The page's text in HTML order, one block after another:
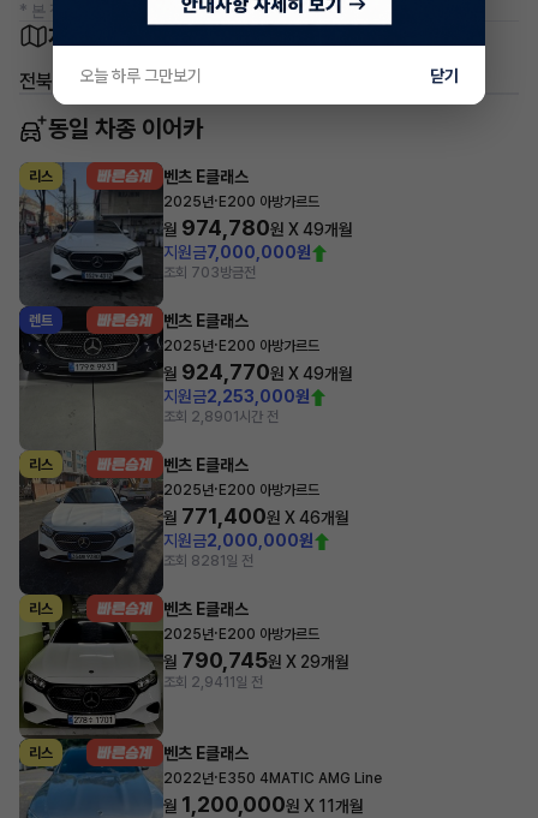
* 본 정보는 지자체마다 다를 수 있으니 실제 정보와 확인해 주세요.
차량 위치
전북 익산시 어양동
동일 차종 이어카
리스 벤츠 E클래스
2025년· E200 아방가르드
월 974,780원 X49개월
지원금7,000,000원
조회 703방금전
렌트 벤츠 E클래스
2025년· E200 아방가르드
월 924,770원 X49개월
지원금2,253,000원
조회 2,8901시간 전
리스 벤츠 E클래스
2025년· E200 아방가르드
월 771,400원 X46개월
지원금2,000,000원
조회 8281일 전
리스 벤츠 E클래스
2025년· E200 아방가르드
월 790,745원 X 29개월
조회 2,941 1일 전
리스 벤츠 E클래스
2022년· E350 4MATIC AMG Line
월 1,200,000원 X 11개월
오늘 하루 그만보기 닫기